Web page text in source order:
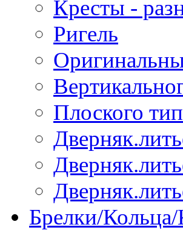
Кресты -
Ригель
Плоского
Брелки/